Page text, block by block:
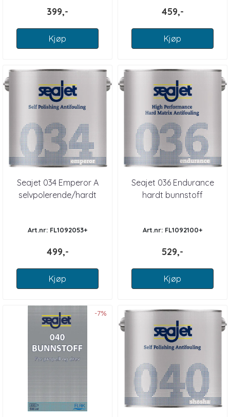
399,-
Kjøp
459,-
Kjøp
Seajet 034 Emperor A
selvpolerende/hardt
Art.nr: FL1092053+
499,-
Kjøp
Seajet 036 Endurance
hardt bunnstoff
Art.nr: FL1092100+
529,-
Kjøp
-7%